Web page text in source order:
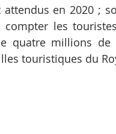
en 2020 ;
les
quatre millions
touristiques du